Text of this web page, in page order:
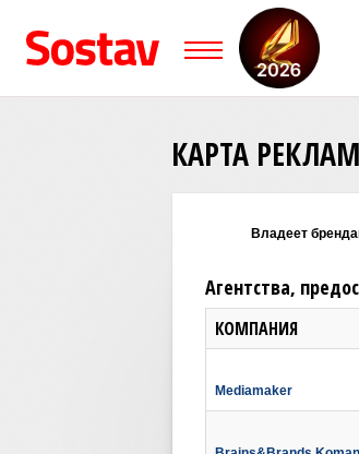
КАРТА
Владеет
Агентства,
КОМПАНИЯ
Mediamaker